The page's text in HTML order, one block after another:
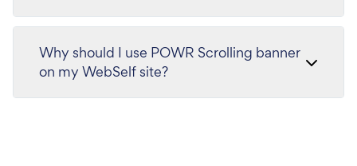
Why should I use POWR Scrolling banner
on my WebSelf site?